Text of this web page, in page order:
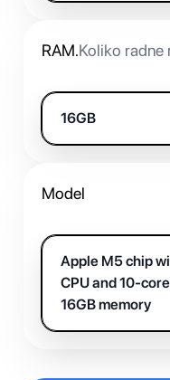
RAM.Koliko radne
16GB
Model
Apple M5 chip
CPU and 10-
16GB memory